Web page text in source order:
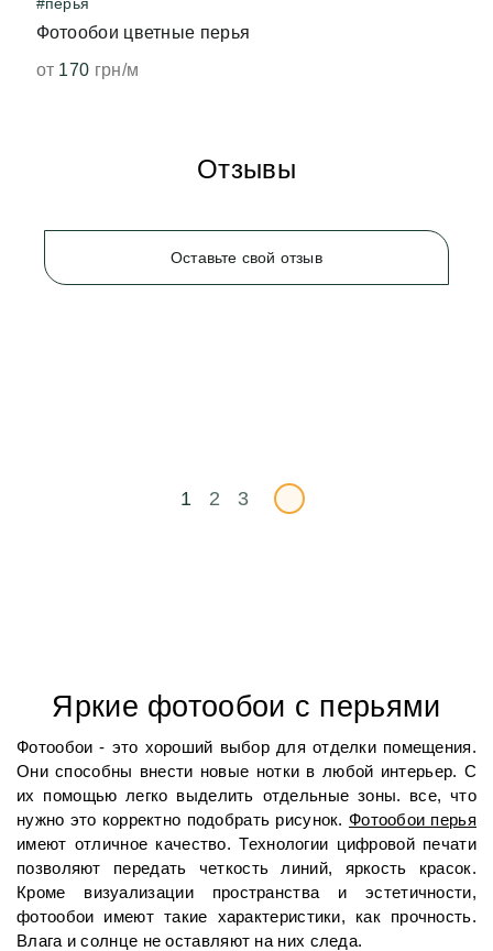
Фотообои цветные перья
от 170 грн/м
Отзывы
Оставьте свой отзыв
1 2 3
Яркие фотообои с перьями
Фотообои - это хороший выбор для отделки помещения.
Они способны внести новые нотки в любой интерьер. С
их помощью легко выделить отдельные зоны. все, что
нужно это корректно подобрать рисунок. Фотообои перья
имеют отличное качество. Технологии цифровой печати
позволяют передать четкость линий, яркость красок.
Кроме визуализации пространства и эстетичности,
фотообои имеют такие характеристики, как прочность.
Влага и солнце не оставляют на них следа.